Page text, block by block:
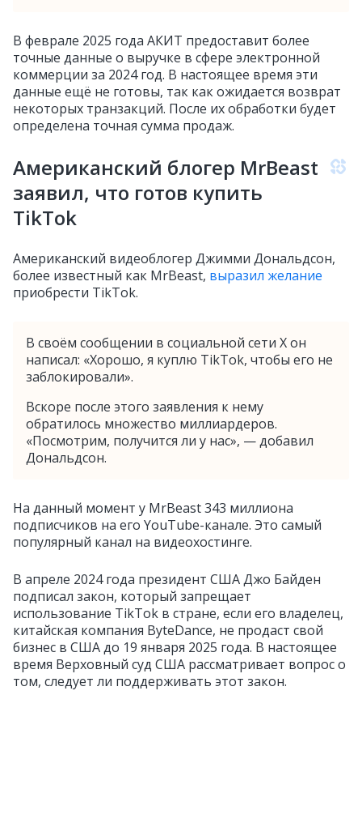
В феврале 2025 года АКИТ предоставит более
точные данные о выручке в сфере электронной
коммерции за 2024 год. В настоящее время эти
данные ещё не готовы, так как ожидается возврат
некоторых транзакций. После их обработки будет
определена точная сумма продаж.
Американский блогер MrBeast
заявил, что готов купить
TikTok
Американский видеоблогер Джимми Дональдсон,
более известный как MrBeast, выразил желание
приобрести TikTok.
В своём сообщении в социальной сети X он
написал: «Хорошо, я куплю TikTok, чтобы его не
заблокировали».
Вскоре после этого заявления к нему
обратилось множество миллиардеров.
«Посмотрим, получится ли у нас», — добавил
Дональдсон.
На данный момент у MrBeast 343 миллиона
подписчиков на его YouTube-канале. Это самый
популярный канал на видеохостинге.
В апреле 2024 года президент США Джо Байден
подписал закон, который запрещает
использование TikTok в стране, если его владелец,
китайская компания ByteDance, не продаст свой
бизнес в США до 19 января 2025 года. В настоящее
время Верховный суд США рассматривает вопрос о
том, следует ли поддерживать этот закон.